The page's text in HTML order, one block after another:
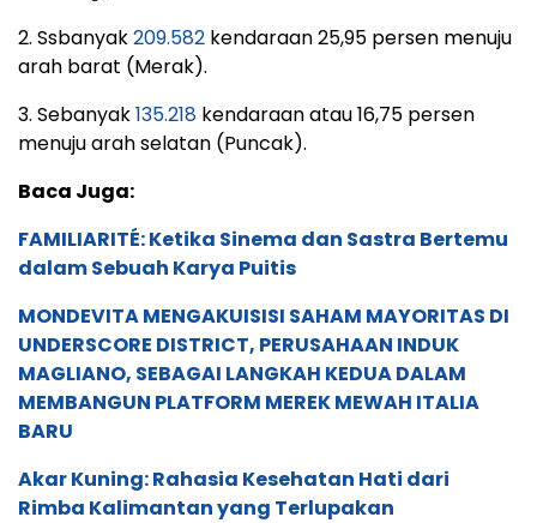
2. Ssbanyak209.582 kendaraan 25,95 persen menuju
arah barat (Merak).
3. Sebanyak135.218 kendaraan atau 16,75 persen
menuju arah selatan (Puncak).
Baca Juga:
FAMILIARITÉ: Ketika Sinema dan Sastra Bertemu
dalam Sebuah Karya Puitis
MONDEVITA MENGAKUISISI SAHAM MAYORITAS DI
UNDERSCORE DISTRICT, PERUSAHAAN INDUK
MAGLIANO, SEBAGAI LANGKAH KEDUA DALAM
MEMBANGUN PLATFORM MEREK MEWAH ITALIA
BARU
Akar Kuning: Rahasia Kesehatan Hati dari
Rimba Kalimantan yang Terlupakan